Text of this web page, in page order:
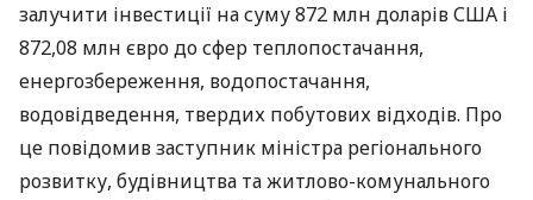
залучити інвестиції на суму 872 млн доларівСША і
872,08 млн євро до сфер теплопостачання,
енергозбереження, водопостачання,
водовідведення, твердих побутових відходів. Про
це повідомив заступник міністра регіонального
розвитку, будівництва та житлово-комунального